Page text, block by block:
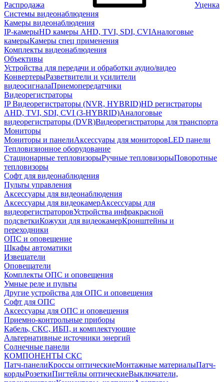
Распродажа
Уценка
Системы видеонаблюдения
Камеры видеонаблюдения
IP-камерыHD камеры AHD, TVI, SDI, CVIАналоговые
камерыКамеры спец применения
Комплекты видеонаблюдения
Объективы
Устройства для передачи и обработки аудио/видео
КонвертерыРазветвители и усилители
видеосигналаПриемопередатчики
Видеорегистраторы
IP Видеорегистраторы (NVR, HYBRID)HD регистраторы
AHD, TVI, SDI, CVI (3-HYBRID)Аналоговые
видеорегистраторы (DVR)Видеорегистраторы для транспорта
Мониторы
Мониторы и панелиАксессуары для мониторовLED панели
Тепловизионное оборудование
Стационарные тепловизорыРучные тепловизорыПоворотные
тепловизоры
Софт для видеонаблюдения
Пульты управления
Аксессуары для видеонаблюдения
Аксессуары для видеокамерАксессуары для
видеорегистраторовУстройства инфракрасной
подсветкиКожухи для видеокамерКронштейны и
переходники
ОПС и оповещение
Шкафы автоматики
Извещатели
Оповещатели
Комплекты ОПС и оповещения
Умные реле и пульты
Другие устройства для ОПС и оповещения
Софт для ОПС
Аксессуары для ОПС и оповещения
Приемно-контрольные приборы
Кабель, СКС, ИБП, и комплектующие
Альтернативные источники энергий
Солнечные панели
КОМПОНЕНТЫ СКС
Патч-панелиКроссы оптическиеМонтажные материалыПатч-
кордыРозеткиПигтейлы оптическиеВыключатели,